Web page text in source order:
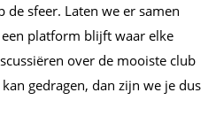
de sfeer. Laten we er samen
platform blijft waar elke
over de mooiste club
gedragen, dan zijn we je dus